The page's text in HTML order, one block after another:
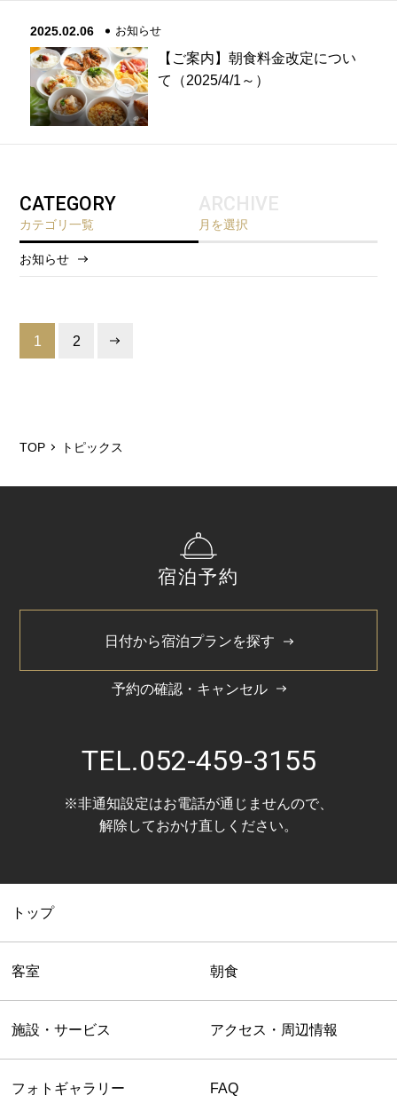
2025.02.06 お知らせ
【ご案内】朝食料金改定につい
て（2025/4/1～）
CATEGORY
カテゴリ一覧
お知らせ
ARCHIVE
月を選択
2026/5
2025/12
1 2
TOP トピックス
宿泊予約
日付から宿泊プランを探す
予約の確認・キャンセル
TEL.052-459-3155
※非通知設定はお電話が通じませんので、
解除しておかけ直しください。
トップ
客室 朝食
施設・サービス アクセス・周辺情報
フォトギャラリー FAQ